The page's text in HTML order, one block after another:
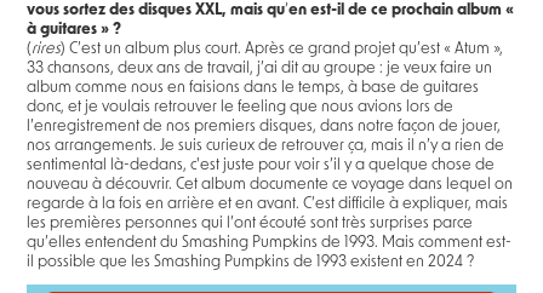
vous sortez des disques XXL, mais qu’en est-il de ce prochain album «
à guitares » ?
(rires) C’est un album plus court. Après ce grand projet qu’est « Atum »,
33 chansons, deux ans de travail, j’ai dit au groupe : je veux faire un
album comme nous en faisions dans le temps, à base de guitares
donc, et je voulais retrouver le feeling que nous avions lors de
l’enregistrement de nos premiers disques, dans notre façon de jouer,
nos arrangements. Je suis curieux de retrouver ça, mais il n’y a rien de
sentimental là-dedans, c'est juste pour voir s’il y a quelque chose de
nouveau à découvrir. Cet album documente ce voyage dans lequel on
regarde à la fois en arrière et en avant. C’est difficile à expliquer, mais
les premières personnes qui l’ont écouté sont très surprises parce
qu’elles entendent du Smashing Pumpkins de 1993. Mais comment est-
il possible que les Smashing Pumpkins de 1993 existent en 2024 ?